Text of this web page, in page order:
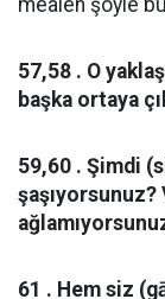
meâlen şöyle
57,58 . O
başka ortaya
59,60 . Şimdi
61 . Hem siz